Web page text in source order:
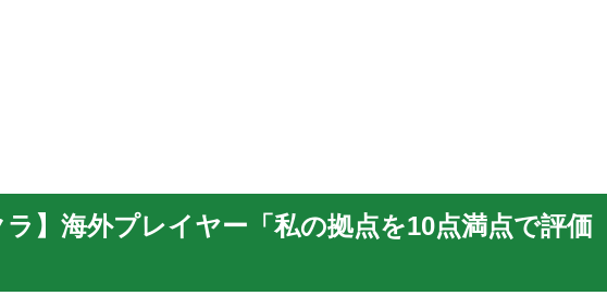
ラ】海外プレイヤー「私の拠点を10点満点で評価